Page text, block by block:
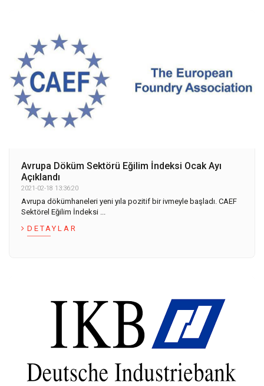
Avrupa Döküm Sektörü Eğilim İndeksi Ocak Ayı
Açıklandı
2021-02-18 13:36:20
Avrupa ​​dökümhaneleri yeni yıla pozitif bir ivmeyle başladı. CAEF
Sektörel Eğilim İndeksi ...
DETAYLAR